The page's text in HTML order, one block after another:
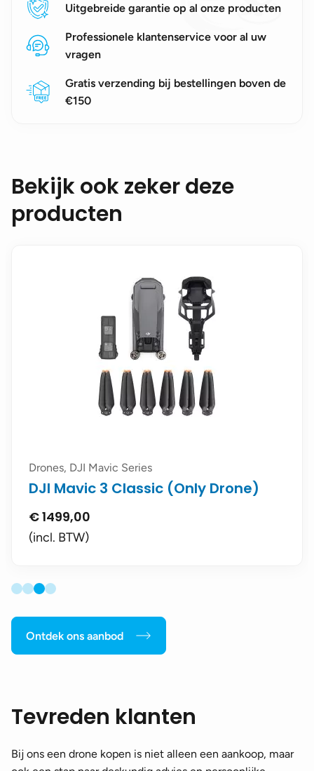
Uitgebreide garantie op al onze producten
Professionele klantenservice voor al uw
vragen
Gratis verzending bij bestellingen boven de
€150
Bekijk ook zeker deze
producten
Drones, DJI Mavic Series
DJI Mavic 3 Pro Fly More combo - RC
€2799,00
(incl. BTW)
Ontdek ons aanbod
Tevreden klanten
Bij ons een drone kopen is niet alleen een aankoop, maar